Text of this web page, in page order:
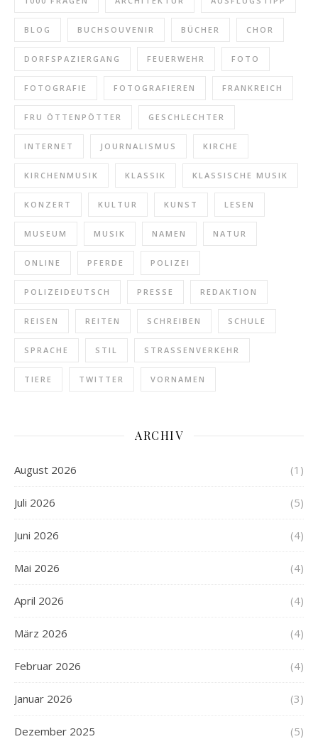
BLOG BUCHSOUVENIR BÜCHER CHOR
DORFSPAZIERGANG FEUERWEHR FOTO
FOTOGRAFIE FOTOGRAFIEREN FRANKREICH
FRU ÖTTENPÖTTER GESCHLECHTER
INTERNET JOURNALISMUS KIRCHE
KIRCHENMUSIK KLASSIK KLASSISCHE MUSIK
KONZERT KULTUR KUNST LESEN
MUSEUM MUSIK NAMEN NATUR
ONLINE PFERDE POLIZEI
POLIZEIDEUTSCH PRESSE REDAKTION
REISEN REITEN SCHREIBEN SCHULE
SPRACHE STIL STRASSENVERKEHR
TIERE TWITTER VORNAMEN
ARCHIV
August 2026 (1)
Juli 2026 (5)
Juni 2026 (4)
Mai 2026 (4)
April 2026 (4)
März 2026 (4)
Februar 2026 (4)
Januar 2026 (3)
Dezember 2025 (5)